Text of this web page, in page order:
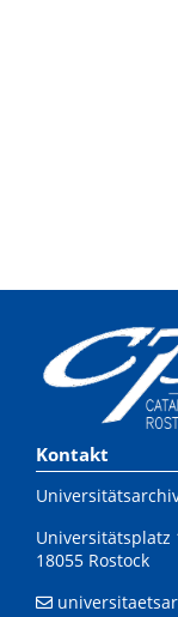
Kontakt
Universitätsplatz
18055 Rostock